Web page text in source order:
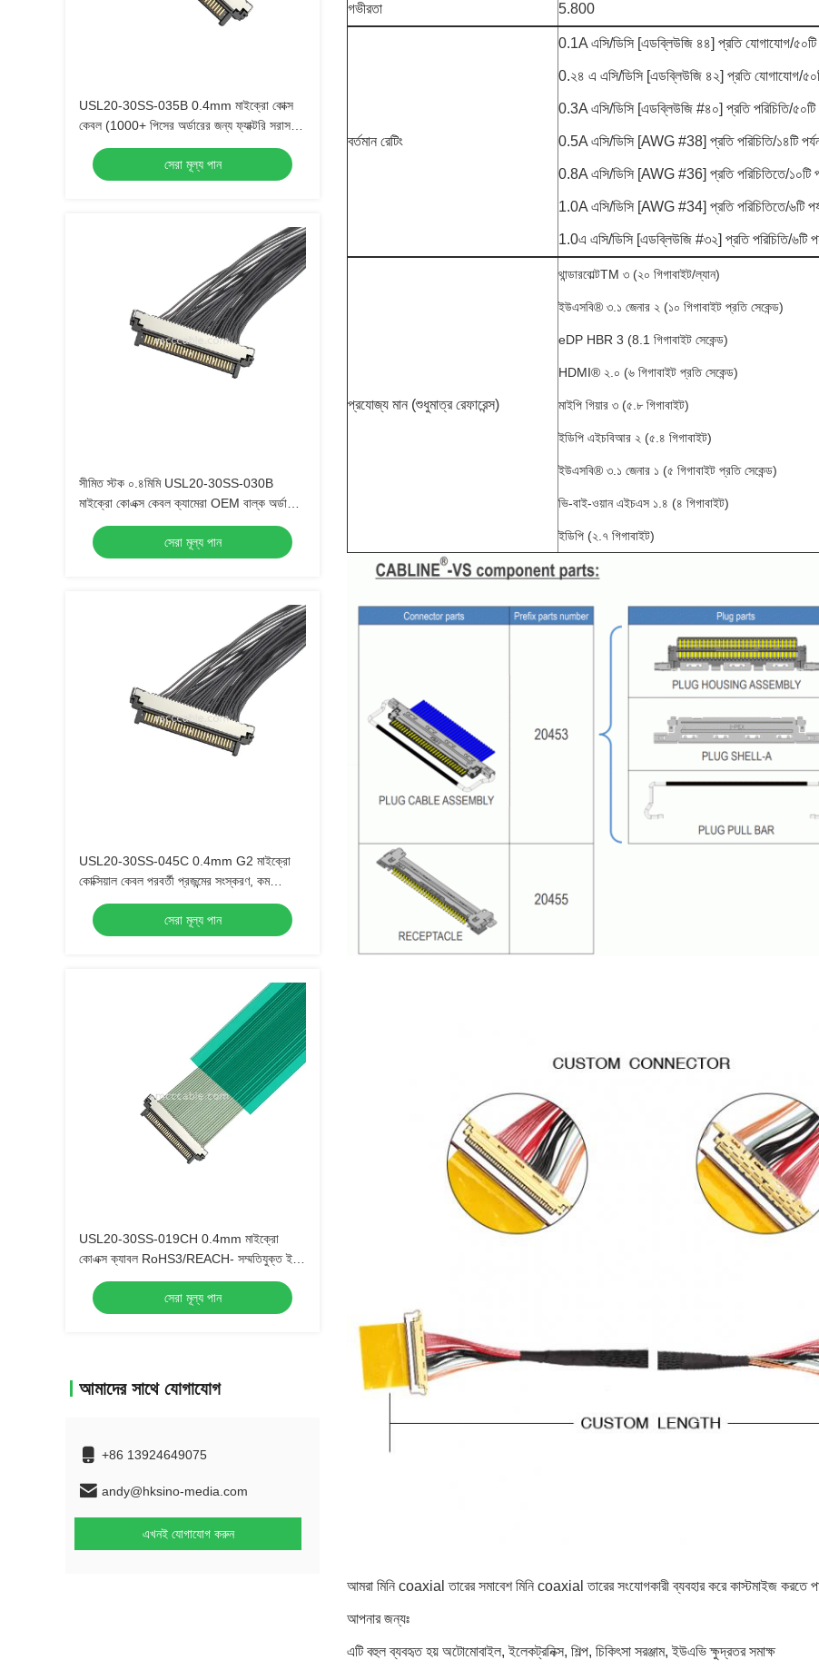
USL20-30SS-035B 0.4mm মাইক্রো কোক্স
কেবল (1000+ পিসের অর্ডারের জন্য ফ্যাক্টরি সরাসরি
সেরা মূল্য পান
সীমিত স্টক ০.৪মিমি USL20-30SS-030B
মাইক্রো কোএক্স কেবল ক্যামেরা OEM বাল্ক অর্ডারের
জন্য দ্রুত ডেলিভারি
সেরা মূল্য পান
USL20-30SS-045C 0.4mm G2 মাইক্রো
কোক্সিয়াল কেবল পরবর্তী প্রজন্মের সংস্করণ, কম
সন্নিবেশ বল সহ
সেরা মূল্য পান
USL20-30SS-019CH 0.4mm মাইক্রো
কোএক্স ক্যাবল RoHS3/REACH- সম্মতিযুক্ত ইইউ
অটোমোবাইল নির্মাতাদের জন্য
সেরা মূল্য পান
আমাদের সাথে যোগাযোগ
+86 13924649075
andy@hksino-media.com
এখনই যোগাযোগ করুন
গভীরতা 5.800
বর্তমান রেটিং
0.1A এসি/ডিসি [এডব্লিউজি ৪৪] প্রতি যোগাযোগ/৫০টি
0.২৪ এ এসি/ডিসি [এডব্লিউজি ৪২] প্রতি যোগাযোগ/
0.3A এসি/ডিসি [এডব্লিউজি #৪০] প্রতি পরিচিতি/৫০টি
0.5A এসি/ডিসি [AWG #38] প্রতি পরিচিতি/১৪টি
0.8A এসি/ডিসি [AWG #36] প্রতি পরিচিতিতে/১০টি
1.0A এসি/ডিসি [AWG #34] প্রতি পরিচিতিতে/৬টি
1.0এ এসি/ডিসি [এডব্লিউজি #৩২] প্রতি পরিচিতি/৬টি
প্রযোজ্য মান (শুধুমাত্র রেফারেন্স)
থান্ডারবোল্টTM ৩ (২০ গিগাবাইট/ল্যান)
ইউএসবি® ৩.১ জেনার ২ (১০ গিগাবাইট প্রতি সেকেন্ড)
eDP HBR 3 (8.1 গিগাবাইট সেকেন্ড)
HDMI® ২.০ (৬ গিগাবাইট প্রতি সেকেন্ড)
মাইপি গিয়ার ৩ (৫.৮ গিগাবাইট)
ইডিপি এইচবিআর ২ (৫.৪ গিগাবাইট)
ইউএসবি® ৩.১ জেনার ১ (৫ গিগাবাইট প্রতি সেকেন্ড)
ভি-বাই-ওয়ান এইচএস ১.৪ (৪ গিগাবাইট)
ইডিপি (২.৭ গিগাবাইট)
আমরা মিনি coaxial তারের সমাবেশ মিনি coaxial তারের সংযোগকারী ব্যবহার করে কাস্টমাইজ করতে
আপনার জন্যঃ
এটি বহুল ব্যবহৃত হয় অটোমোবাইল, ইলেকট্রনিক্স, শিল্প, চিকিৎসা সরঞ্জাম, ইউএভি ক্ষুদ্রতর সমাক্ষ